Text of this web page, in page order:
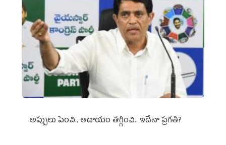
అప్పులు పెంచి.. ఆదాయం తగ్గించి.. ఇదేనా ప్రగతి?